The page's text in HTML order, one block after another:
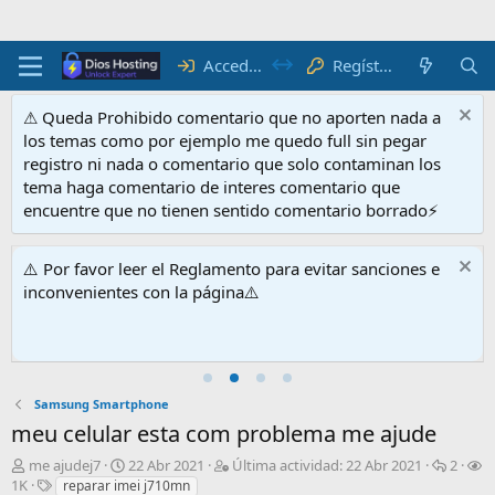
Acceder Regístrate
⚠ Queda Prohibido comentario que no aporten nada a
los temas como por ejemplo me quedo full sin pegar
registro ni nada o comentario que solo contaminan los
tema haga comentario de interes comentario que
encuentre que no tienen sentido comentario borrado⚡
⚠️ Por favor leer el Reglamento para evitar sanciones e
inconvenientes con la página⚠️
Samsung Smartphone
meu celular esta com problema me ajude
I
n
me ajudej7
F
e
22 Abr 2021
Ú
Última actividad:22 Abr 2021
R
2
V1K
Ereparar imei j710mn